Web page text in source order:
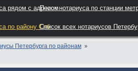
рядом с адресомПоиск нотариуса по станции
по району СпбСписок всех нотариусов
Петербурга по районам